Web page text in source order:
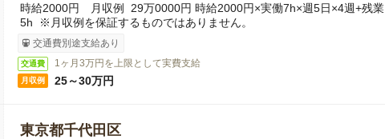
時給2000円 月収例 29万0000円 時給2000円×実働7h×週5日×4週+残業
5h ※月収例を保証するものではありません。
交通費別途支給あり
交通費 1ヶ月3万円を上限として実費支給
月収例 25～30万円
東京都千代田区